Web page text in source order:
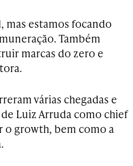
mas estamos focando
Também
marcas do zero e
várias chegadas e
Luiz Arruda como chief
o growth, bem como a